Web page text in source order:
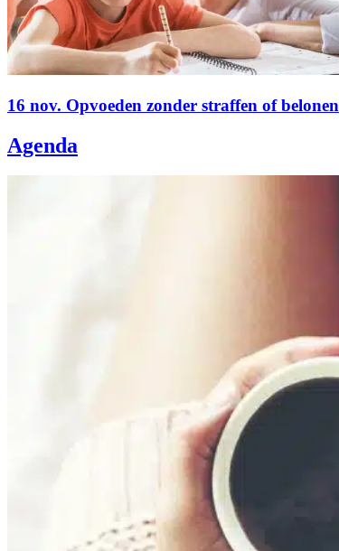
16 nov. Opvoeden zonder straffen of belonen
Agenda